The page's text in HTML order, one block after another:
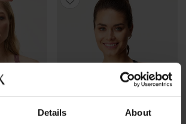
Details About